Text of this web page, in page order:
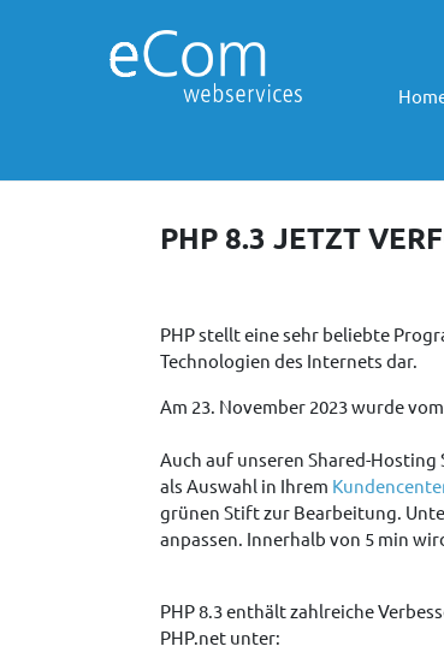
PHP 8.3 JETZT
PHP stellt eine sehr beliebte
Technologien des Internets dar.
Am 23. November 2023 wurde
Auch auf unseren Shared-Hosting
als Auswahl in Ihrem
grünen Stift zur Bearbeitung.
anpassen. Innerhalb von 5 min
PHP 8.3 enthält zahlreiche
PHP.net unter: